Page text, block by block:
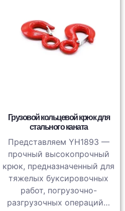
Грузовой кольцевой крюк для
стального каната
Представляем YH1893 —
прочный высокопрочный
крюк, предназначенный для
тяжелых буксировочных
работ, погрузочно-
разгрузочных операций…